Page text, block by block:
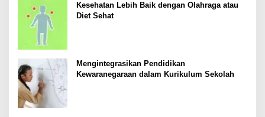
Kesehatan Lebih Baik dengan Olahraga atau
Diet Sehat
Mengintegrasikan Pendidikan
Kewaranegaraan dalam Kurikulum Sekolah